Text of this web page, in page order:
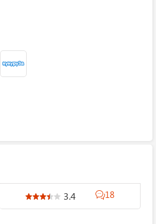
3.4 18